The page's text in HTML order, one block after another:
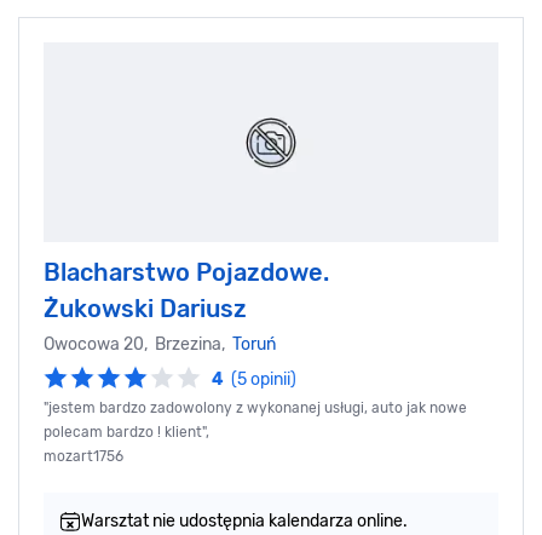
Blacharstwo Pojazdowe.
Żukowski Dariusz
Owocowa 20, Brzezina, Toruń
4 (5 opinii)
"jestem bardzo zadowolony z wykonanej usługi, auto jak nowe
polecam bardzo ! klient",
mozart1756
Warsztat nie udostępnia kalendarza online.